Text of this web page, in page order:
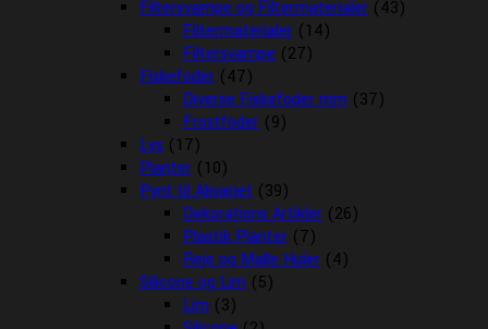
Filtersvampe og Filtermaterialer (43)
Filtermaterialer (14)
Filtersvampe (27)
Fiskefoder (47)
Diverse Fiskefoder mm (37)
Frostfoder (9)
Lys (17)
Planter (10)
Pynt til Akvariet (39)
Dekorations Artikler (26)
Plastik Planter (7)
Reje og Malle Huler (4)
Silicone og Lim (5)
Lim (3)